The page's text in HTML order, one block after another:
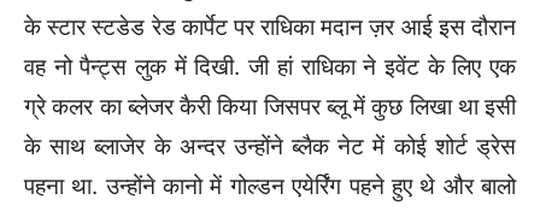
के स्टार स्टडेड रेड कार्पेट पर राधिका मदान ज़र आई इस दौरान
वह नो पैन्ट्स लुक में दिखी. जी हां राधिका ने इवेंट के लिए एक
ग्रे कलर का ब्लेजर कैरी किया जिसपर ब्लू में कुछ लिखा था इसी
के साथ ब्लाजेर के अन्दर उन्होंने ब्लैक नेट में कोई शोर्ट ड्रेस
पहना था. उन्होंने कानो में गोल्डन एयेर्रिंग पहने हुए थे और बालो